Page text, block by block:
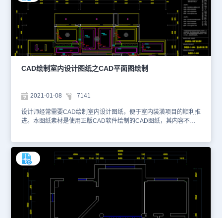
用于商业用途。
CAD绘制室内设计图纸之CAD平面图绘制
2021-01-08 7141
设计师经常需要CAD绘制室内设计图纸，便于室内装潢项目的顺利推
进。本图纸素材是使用正版CAD软件绘制的CAD图纸，其内容不仅
纸的预览图，如下。大家可以使用国产CAD软件，浩辰CAD或浩辰
CAD看图王查看DWG图纸。本图纸作为学习资料参考，请勿用于商
业用途。1、顶面设计图2、平面设计图3、原始结构图4、顶面设计
图5、平面设计图